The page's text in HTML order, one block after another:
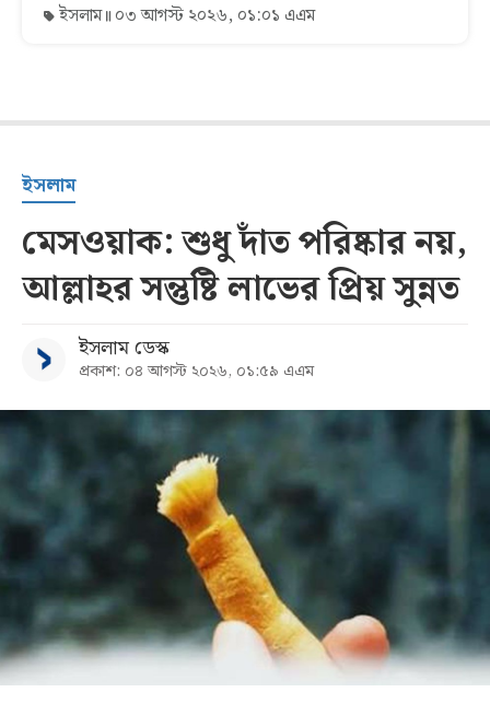
ইসলাম ০৩ আগস্ট ২০২৬, ০১:০১ এএম
ইসলাম
মেসওয়াক: শুধু দাঁত পরিষ্কার নয়,
আল্লাহর সন্তুষ্টি লাভের প্রিয় সুন্নত
ইসলাম ডেস্ক
প্রকাশ: ০৪ আগস্ট ২০২৬, ০১:৫৯ এএম